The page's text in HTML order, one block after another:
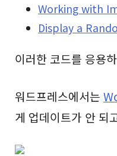
Working with
Display a
이러한 코드를 응용
워드프레스에서는
게 업데이트가 안 되